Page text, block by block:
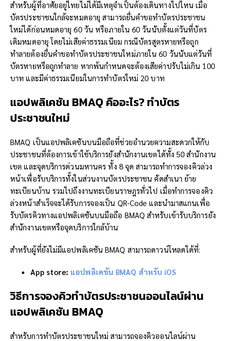
สำหรับผู้ที่อาศัยอยู่ไทยไม่ได้มีเหตุจำเป็นต้องเดินทางไปไหน เมื่อ
บัตรประชาชนใกล้จะหมดอายุ สามารถยื่นคำขอทำบัตรประชาชน
ใหม่ได้ก่อนหมดอายุ 60 วัน หรือภายใน 60 วันนับตั้งแต่วันที่บัตร
เดิมหมดอายุ โดยไม่เสียค่าธรรมเนียม กรณีบัตรสูตรหายหรือถูก
ทำลายต้องยื่นคำขอทำบัตรประชาชนใหม่ภายใน 60 วันนับแต่วันที่
บัตรหายหรือถูกทำลาย หากพ้นกำหนดจะต้องเสียค่าปรับไม่เกิน 100
บาท และมีค่าธรรมเนียมในการทำบัตรใหม่ 20 บาท
แอปพลิเคชัน BMAQ คืออะไร?ทำบัตร
ประชาชนใหม่
BMAQ เป็นแอปพลิเคชันบนมือถือที่ช่วยอำนวยความสะดวกให้กับ
ประชาชนที่ต้องการเข้าใช้บริการยังสำนักงานเขตได้ทั้ง 50 สำนักงาน
เขต และจุดบริการด่วนมหานคร ทั้ง 8 จุด สามารถทำการจองคิวล่วง
หน้าเพื่อรับบริการทั้งในส่วนงานบัตรประชาชน คัดสำเนา ย้าย
ทะเบียนบ้าน รวมไปถึงงานทะเบียนราษฎรทั่วไป เมื่อทำการจองคิว
ล่วงหน้าสำเร็จจะได้รับการจองเป็น QR-Code และนำมาสแกนเพื่อ
รับบัตรคิวทางแอปพลิเคชันบนมือถือ BMAQ สำหรับเข้ารับบริการยัง
สำนักงานเขตหรือจุดบริการใกล้บ้าน
สำหรับผู้ที่ยังไม่มีแอปพลิเคชัน BMAQ สามารถดาวน์โหลดได้ที่:
App store: แอปพลิเคชัน BMAQ สำหรับ iOS
วิธีการจองคิวทำบัตรประชาชนออนไลน์ผ่าน
แอปพลิเคชัน BMAQ
สำหรับการทำบัตรประชาชนใหม่ สามารถจองคิวออนไลน์ผ่าน